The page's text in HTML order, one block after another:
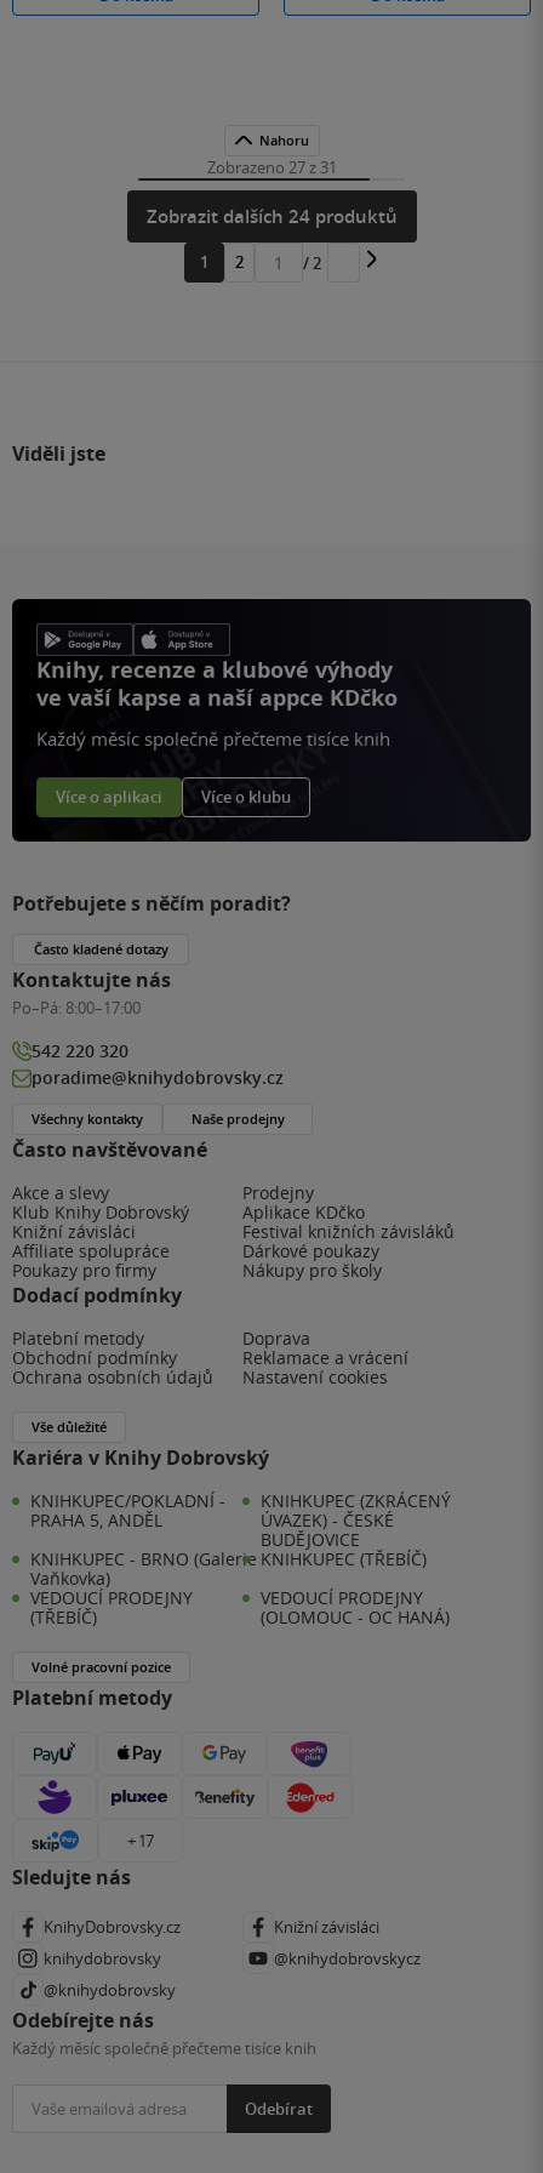
Nahoru
Zobrazeno 27 z 31
Zobrazit dalších 24 produktů
1 2
Přejít
/ 2
Viděli jste
Knihy, recenze a klubové výhody
ve vaší kapse a naší appce KDčko
Každý měsíc společně přečteme tisíce knih
Více o aplikaci Více o klubu
Často navštěvované
Akce a slevy
Prodejny
Klub Knihy Dobrovský
Aplikace KDčko
Knižní závisláci
Festival knižních závisláků
Affiliate spolupráce
Dárkové poukazy
Poukazy pro firmy
Nákupy pro školy
Dodací podmínky
Platební metody
Doprava
Obchodní podmínky
Reklamace a vrácení
Ochrana osobních údajů
Nastavení cookies
Vše důležité
Kariéra v Knihy Dobrovský
KNIHKUPEC/POKLADNÍ -
PRAHA 5, ANDĚL
KNIHKUPEC (ZKRÁCENÝ
ÚVAZEK) - ČESKÉ
BUDĚJOVICE
KNIHKUPEC - BRNO (Galerie
Vaňkovka)
KNIHKUPEC (TŘEBÍČ)
VEDOUCÍ PRODEJNY
(TŘEBÍČ)
VEDOUCÍ PRODEJNY
(OLOMOUC - OC HANÁ)
Volné pracovní pozice
Platební metody
+ 17
Sledujte nás
KnihyDobrovsky.cz
Knižní závisláci
knihydobrovsky
@knihydobrovskycz
@knihydobrovsky
Odebírejte nás
Každý měsíc společně přečteme tisíce knih
Odebírat
Potřebujete s něčím poradit?
Často kladené dotazy
Kontaktujte nás
Po–Pá: 8:00–17:00
542 220 320
poradime@knihydobrovsky.cz
Všechny kontakty Naše prodejny